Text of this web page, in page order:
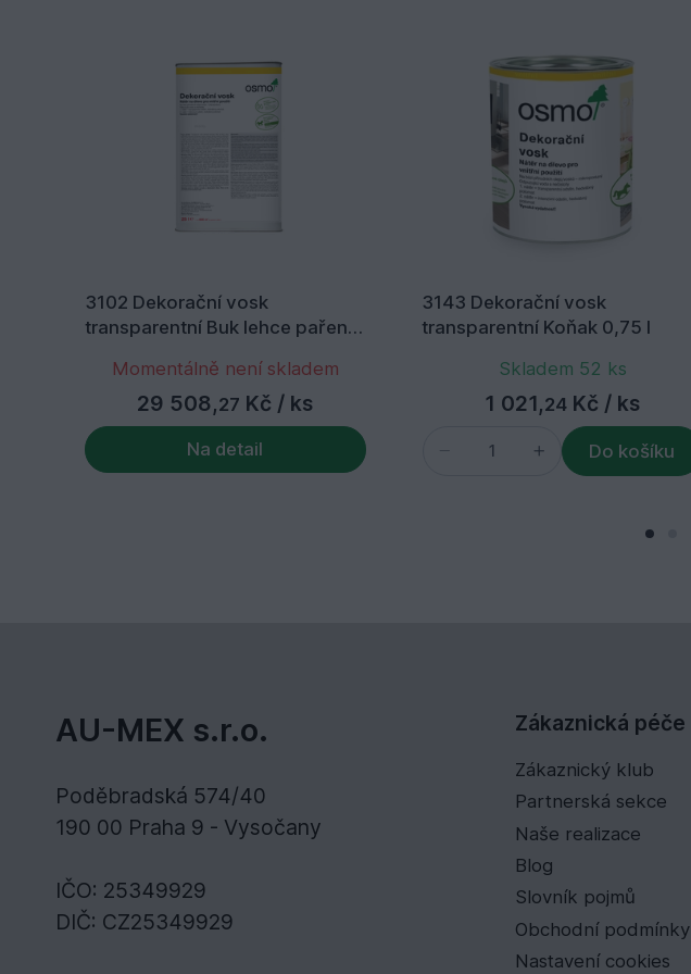
3102 Dekorační vosk
transparentní Buk lehce pařený
Momentálně není skladem
29 508,27 Kč / ks
Na detail
3143 Dekorační vosk
transparentní Koňak 0,75 l
Skladem 52 ks
1 021,24 Kč / ks
Do košíku
AU-MEX s.r.o.
Poděbradská 574/40
190 00 Praha 9 - Vysočany
IČO: 25349929
DIČ: CZ25349929
Zákaznická péče
Zákaznický klub
Partnerská sekce
Naše realizace
Blog
Slovník pojmů
Obchodní podmínky
Nastavení cookies